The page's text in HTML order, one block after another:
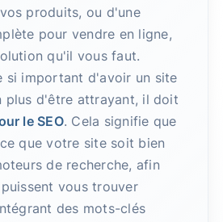
produits, ou d'une
pour vendre en ligne,
qu'il vous faut.
si important d'avoir un site
plus d'être attrayant, il doit
le SEO. Cela signifie que
que votre site soit bien
de recherche, afin
vous trouver
des mots-clés